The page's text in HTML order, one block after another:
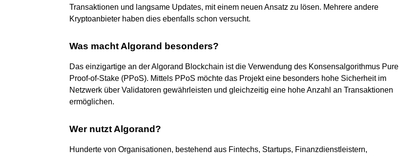
Transaktionen und langsame Updates, mit einem neuen Ansatz zu lösen. Mehrere andere
Kryptoanbieter haben dies ebenfalls schon versucht.
Was macht Algorand besonders?
Das einzigartige an der Algorand Blockchain ist die Verwendung des Konsensalgorithmus Pure
Proof-of-Stake (PPoS). Mittels PPoS möchte das Projekt eine besonders hohe Sicherheit im
Netzwerk über Validatoren gewährleisten und gleichzeitig eine hohe Anzahl an Transaktionen
ermöglichen.
Wer nutzt Algorand?
Hunderte von Organisationen, bestehend aus Fintechs, Startups, Finanzdienstleistern,